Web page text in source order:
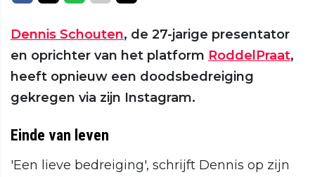
Dennis Schouten, de 27-jarige presentator
en oprichter van het platform RoddelPraat,
heeft opnieuw een doodsbedreiging
gekregen via zijn Instagram.
Einde van leven
'Een lieve bedreiging', schrijft Dennis op zijn